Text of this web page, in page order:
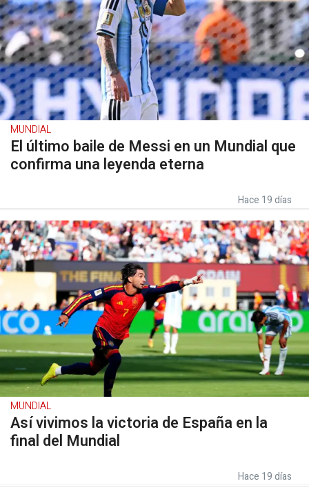
MUNDIAL
El último baile de Messi en un Mundial que
confirma una leyenda eterna
Hace 19 días
MUNDIAL
Así vivimos la victoria de España en la
final del Mundial
Hace 19 días